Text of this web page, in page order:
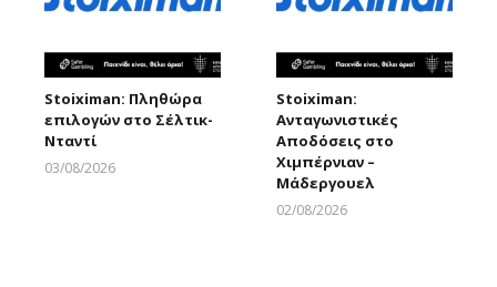
Stoiximan: Πληθώρα
επιλογών στο Σέλτικ-
Νταντί
03/08/2026
Stoiximan:
Ανταγωνιστικές
Αποδόσεις στο
Χιμπέρνιαν –
Μάδεργουελ
02/08/2026